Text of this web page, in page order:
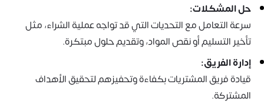
حل المشكلات:
سرعة التعامل مع التحديات التي قد تواجه عملية الشراء، مثل
تأخير التسليم أو نقص المواد، وتقديم حلول مبتكرة.
إدارة الفريق:
قيادة فريق المشتريات بكفاءة وتحفيزهم لتحقيق الأهداف
المشتركة.